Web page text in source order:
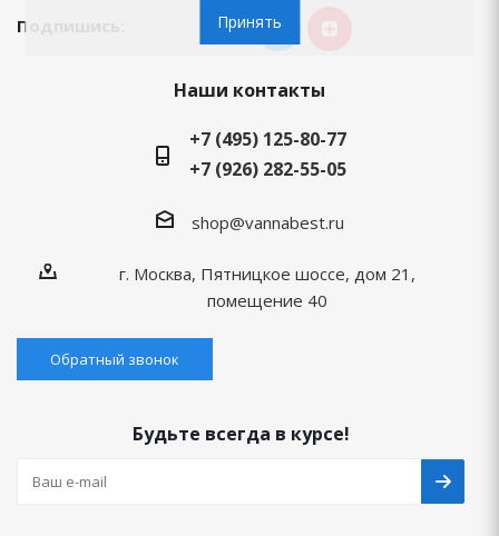
Подпишись:
Наши контакты
+7 (495) 125-80-77
+7 (926) 282-55-05
shop@vannabest.ru
г. Москва, Пятницкое шоссе, дом 21,
помещение 40
Обратный звонок
Будьте всегда в курсе!
Принять